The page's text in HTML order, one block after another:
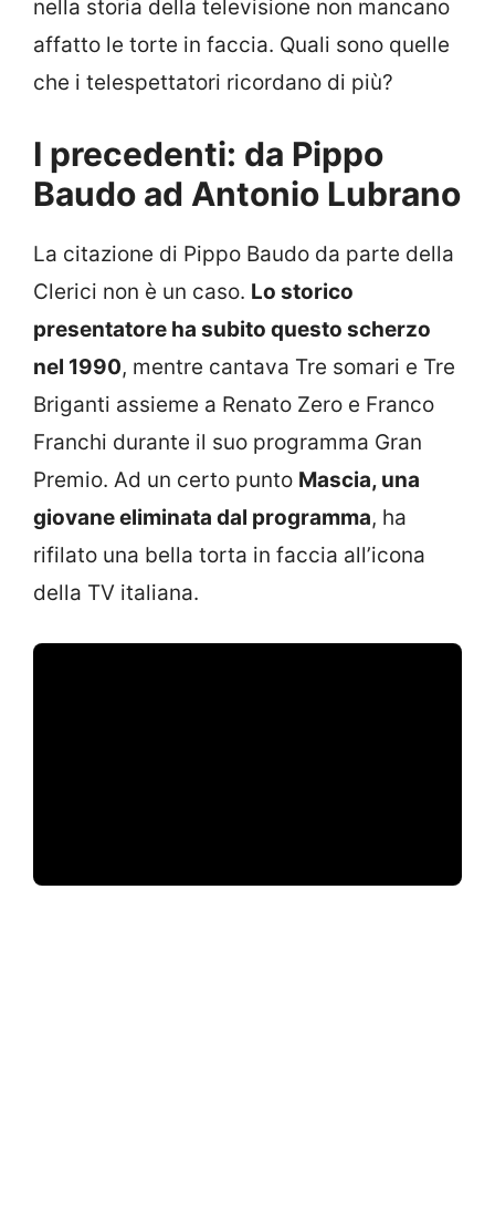
nella storia della televisione non mancano
affatto le torte in faccia. Quali sono quelle
che i telespettatori ricordano di più?
I precedenti: da Pippo
Baudo ad Antonio Lubrano
La citazione di Pippo Baudo da parte della
Clerici non è un caso. Lo storico
presentatore ha subito questo scherzo
nel 1990, mentre cantava Tre somari e Tre
Briganti assieme a Renato Zero e Franco
Franchi durante il suo programma Gran
Premio. Ad un certo punto Mascia, una
giovane eliminata dal programma, ha
rifilato una bella torta in faccia all’icona
della TV italiana.